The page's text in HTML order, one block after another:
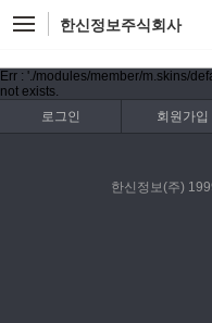
한신정보주식회사
Err : './modules/member/m.skins/
not exists.
로그인
회원가입
한신정보(주)